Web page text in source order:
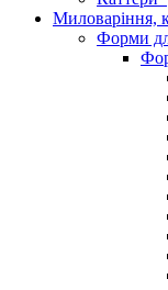
Миловаріння,
Форми